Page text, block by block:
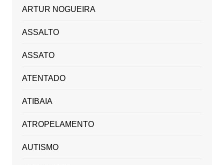
ARTUR NOGUEIRA
ASSALTO
ASSATO
ATENTADO
ATIBAIA
ATROPELAMENTO
AUTISMO